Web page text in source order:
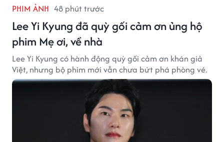
PHIM ẢNH 48 phút trước
Lee Yi Kyung đã quỳ gối cảm ơn ủng hộ
phim Mẹ ơi, về nhà
Lee Yi Kyung có hành động quỳ gối cảm ơn khán giả
Việt, nhưng bộ phim mới vẫn chưa bứt phá phòng vé.